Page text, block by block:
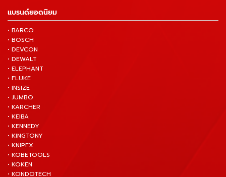
แบรนด์ยอดนิยม
• BARCO
• BOSCH
• DEVCON
• DEWALT
• ELEPHANT
• FLUKE
• INSIZE
• JUMBO
• KARCHER
• KEIBA
• KENNEDY
• KINGTONY
• KNIPEX
• KOBETOOLS
• KOKEN
• KONDOTECH